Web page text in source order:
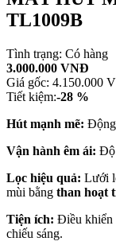
TL1009B
Tình trạng: Có hàng
3.000.000 VNĐ
Giá gốc: 4.150.000
Tiết kiệm:-28 %
Hút mạnh mẽ:
Vận hành êm ái: Độ
Lọc hiệu quả: Lưới
mùi bằng than hoạt
Tiện ích: Điều khiển
chiếu sáng.